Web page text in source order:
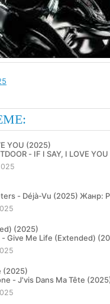
YOU (2025)
(2025)
(2025)